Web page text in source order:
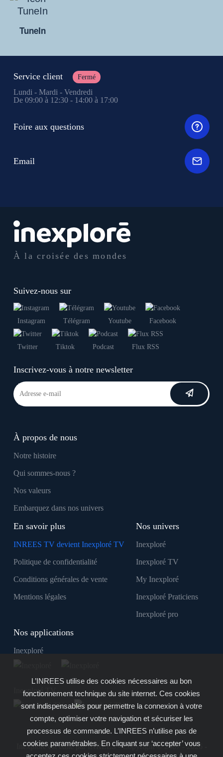
TuneIn
À la croisée des mondes
Suivez-nous sur
Instagram Télégram Youtube Facebook
Twitter Tiktok Podcast Flux RSS
Inscrivez-vous à notre newsletter
À propos de nous
Notre histoire
Qui sommes-nous ?
Nos valeurs
Embarquez dans nos univers
En savoir plus
INREES TV devient Inexploré TV
Politique de confidentialité
Conditions générales de vente
Mentions légales
Nos univers
Inexploré
Inexploré TV
My Inexploré
Inexploré Praticiens
Inexploré pro
Nos applications
Inexploré
Inexploré TV
Inexploré est édité par INREES - Copyright © 2007 - 2026 -
Service client Fermé
Lundi - Mardi - Vendredi
De 09:00 à 12:30 - 14:00 à 17:00
Foire aux questions
Email
L’INREES utilise des cookies nécessaires au bon
fonctionnement technique du site internet. Ces cookies
sont indispensables pour permettre la connexion à votre
compte, optimiser votre navigation et sécuriser les
processus de commande. L’INREES n’utilise pas de
cookies paramétrables. En cliquant sur ‘accepter’ vous